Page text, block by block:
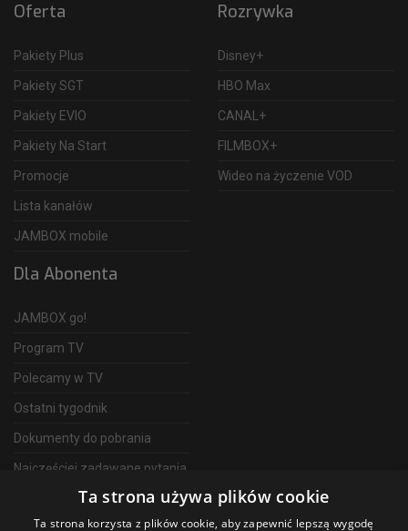
Oferta
Pakiety Plus
Pakiety SGT
Pakiety EVIO
Pakiety Na Start
Promocje
Lista kanałów
JAMBOX mobile
Rozrywka
Disney+
HBO Max
CANAL+
FILMBOX+
Wideo na życzenie VOD
Dla Abonenta
JAMBOX go!
Program TV
Polecamy w TV
Ostatni tygodnik
Dokumenty do pobrania
Najczęściej zadawane pytania
Telewizja Światłowodowa
Ta strona używa plików cookie
Ta strona korzysta z plików cookie, aby zapewnić lepszą wygodę